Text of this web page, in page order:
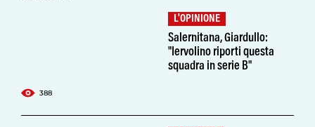
388
L'OPINIONE
Salernitana, Giardullo:
"Iervolino riporti questa
squadra in serie B"